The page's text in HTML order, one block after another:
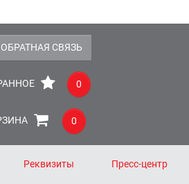
ОБРАТНАЯ СВЯЗЬ
0
0
Реквизиты Пресс-центр